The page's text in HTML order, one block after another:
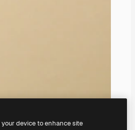
device to enhance site